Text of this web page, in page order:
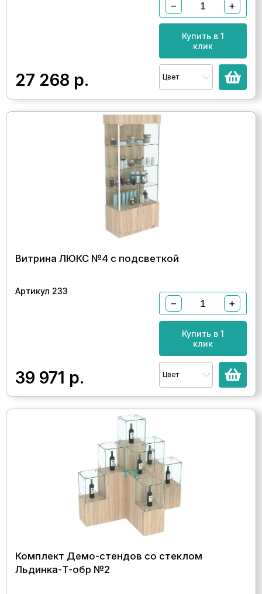
27 268 р.
− +
Купить в 1
клик
Цвет
Витрина ЛЮКС №4 с подсветкой
Артикул 233
39 971 р.
− +
Купить в 1
клик
Цвет
Комплект Демо-стендов со стеклом
Льдинка-Т-обр №2